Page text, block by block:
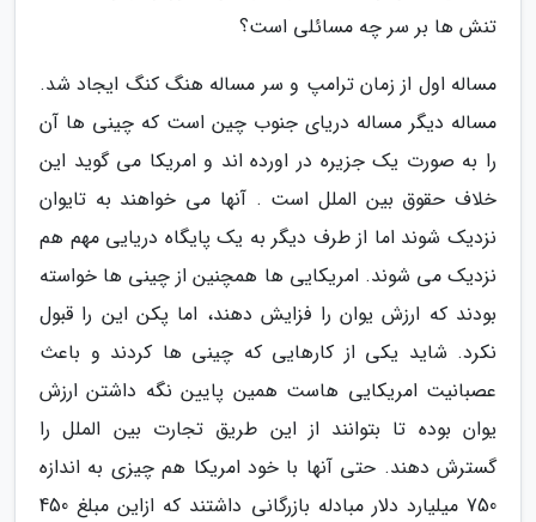
تنش ها بر سر چه مسائلی است؟
مساله اول از زمان ترامپ و سر مساله هنگ کنگ ایجاد شد.
مساله دیگر مساله دریای جنوب چین است که چینی ها آن
را به صورت یک جزیره در اورده اند و امریکا می گوید این
خلاف حقوق بین الملل است . آنها می خواهند به تایوان
نزدیک شوند اما از طرف دیگر به یک پایگاه دریایی مهم هم
نزدیک می شوند. امریکایی ها همچنین از چینی ها خواسته
بودند که ارزش یوان را فزایش دهند، اما پکن این را قبول
نکرد. شاید یکی از کارهایی که چینی ها کردند و باعث
عصبانیت امریکایی هاست همین پایین نگه داشتن ارزش
یوان بوده تا بتوانند از این طریق تجارت بین الملل را
گسترش دهند. حتی آنها با خود امریکا هم چیزی به اندازه
750 میلیارد دلار مبادله بازرگانی داشتند که ازاین مبلغ 450